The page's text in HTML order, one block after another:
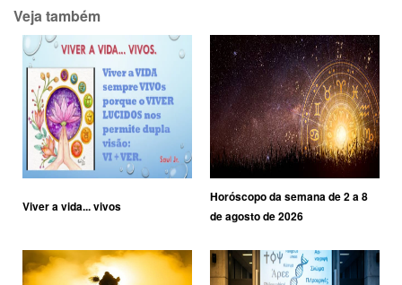
Veja também
Viver a vida... vivos
Horóscopo da semana de 2 a 8
de agosto de 2026